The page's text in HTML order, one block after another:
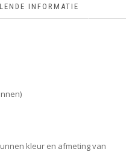
INFORMATIE
kleur en afmeting van